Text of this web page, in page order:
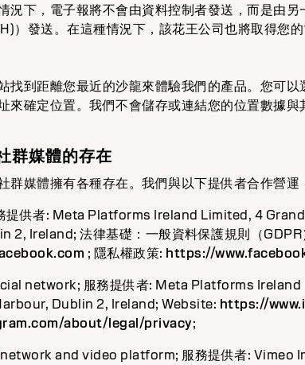
況下，電子報將不會由資料控制者發送，而是由
）發送。在這種情況下，該花王公司也將取得您的
找到距離您最近的沙龍來體驗我們的產品。您可
來確定位置。我們不會儲存或連結您的位置數據與
群媒體的存在
群媒體擁有各種存在。我們與以下提供者合作營運
提供者: Meta Platforms Ireland Limited, 4
2, Ireland; 法律基礎：一般資料保護規則（
; 隱私權政策: https://
network; 服務提供者: Meta Platforms
Dublin 2, Ireland; Website: https://
about/legal/privacy;
and video platform; 服務提供者: Vimeo